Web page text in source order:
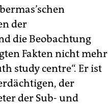
der
die Beobachtung
Fakten nicht mehr
study centre“. Er ist
der
der Sub- und